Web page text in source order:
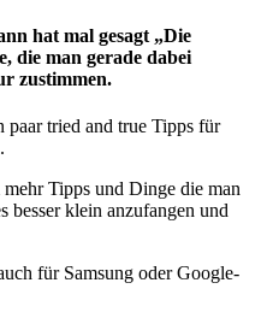
hat mal gesagt „Die
die man gerade dabei
zustimmen.
paar tried and true Tipps für
Tipps und Dinge die man
besser klein anzufangen und
für Samsung oder Google-